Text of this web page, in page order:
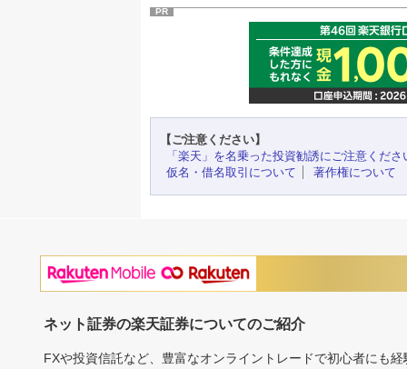
PR
【ご注意ください】
「楽天」を名乗った投資勧誘にご注意くださ
仮名・借名取引について
著作権について
ネット証券の楽天証券についてのご紹介
FXや投資信託など、豊富なオンライントレードで初心者にも